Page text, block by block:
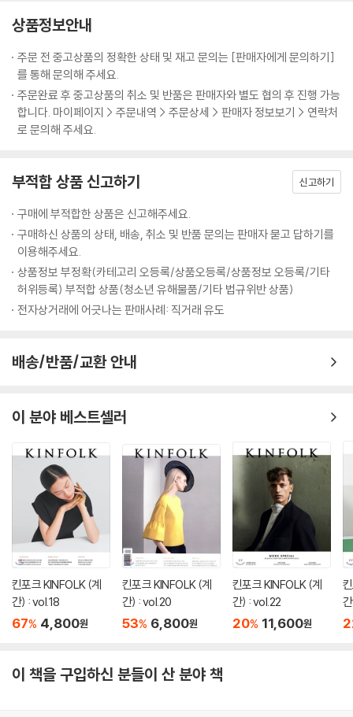
주말에는 온 가족이 둘러앉아 먹을 로스트 치킨을 준비한다. 이러한 일상
들이 《킨포크》의 소재다. 《킨포크》는 이처럼 삶을 아름답게 만드는 순간
들에 주목한다.
전 세계적으로 동시에 진행되는 ‘2014 킨포크 게더링’이 10월 11일 서울에
서도 열렸다. ‘A Messy Meal’이란 주제로 낡은 건물을 개조한 성수동 베
에는 불완전한 삶 속에서 최선을 다하며 아름다움을 찾는 ‘와비사비’ 정신
http://vimeo.com/110220351
이번 vol.9에서는 평일과 주말 사이의 균형을 유지하고 멋진 휴일을 보내
는 방법들을 소개한다. 워커홀릭을 위한 주말 디톡스, 낮술의 미학, 운동을
해야 하는 이유, 즉석 파티에 대한 포토 에세이 등이 담겨 있다. 크리에이티
브 분야에 종사하는 사람들이 들려주는 일과 휴식 사이의 균형을 잡는 비
더라도 유유자적하며 주변을 바라본다면 자신의 주변을 새로운 시각으로
바라보게 될 것이다.
상품정보안내
주문 전 중고상품의 정확한 상태 및 재고 문의는 [판매자에게 문의하기]
를 통해 문의해 주세요.
주문완료 후 중고상품의 취소 및 반품은 판매자와 별도 협의 후 진행 가능
합니다. 마이페이지 > 주문내역 > 주문상세 > 판매자 정보보기 > 연락처
로 문의해 주세요.
부적합 상품 신고하기 신고하기
구매에 부적합한 상품은 신고해주세요.
구매하신 상품의 상태, 배송, 취소 및 반품 문의는 판매자 묻고 답하기를
이용해주세요.
상품정보 부정확(카테고리 오등록/상품오등록/상품정보 오등록/기타
허위등록) 부적합 상품(청소년 유해물품/기타 법규위반 상품)
전자상거래에 어긋나는 판매사례: 직거래 유도
배송/반품/교환 안내
이 분야 베스트셀러
킨포크 KINFOLK (계
간) : vol.18
67% 4,800원
킨포크 KINFOLK (계
간) : vol.20
53% 6,800원
킨포크 KINFOLK (계
간) : vol.22
20% 11,600원
이 책을 구입하신 분들이 산 분야 책